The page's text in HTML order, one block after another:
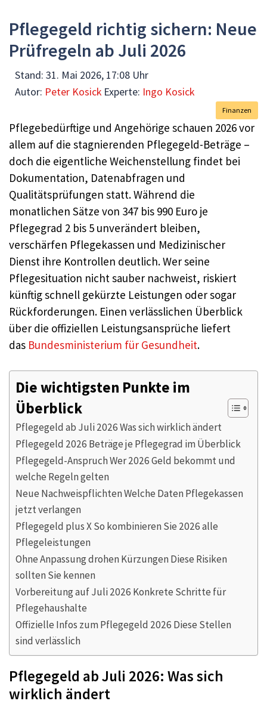
Pflegegeld richtig sichern: Neue
Prüfregeln ab Juli 2026
Stand: 31. Mai 2026, 17:08 Uhr
Autor: Peter Kosick Experte: Ingo Kosick
Finanzen
Pflegebedürftige und Angehörige schauen 2026 vor
allem auf die stagnierenden Pflegegeld-Beträge –
doch die eigentliche Weichenstellung findet bei
Dokumentation, Datenabfragen und
Qualitätsprüfungen statt. Während die
monatlichen Sätze von 347 bis 990 Euro je
Pflegegrad 2 bis 5 unverändert bleiben,
verschärfen Pflegekassen und Medizinischer
Dienst ihre Kontrollen deutlich. Wer seine
Pflegesituation nicht sauber nachweist, riskiert
künftig schnell gekürzte Leistungen oder sogar
Rückforderungen. Einen verlässlichen Überblick
über die offiziellen Leistungsansprüche liefert
das Bundesministerium für Gesundheit.
Die wichtigsten Punkte im
Überblick
Pflegegeld ab Juli 2026 Was sich wirklich ändert
Pflegegeld 2026 Beträge je Pflegegrad im Überblick
Pflegegeld-Anspruch Wer 2026 Geld bekommt und
welche Regeln gelten
Neue Nachweispflichten Welche Daten Pflegekassen
jetzt verlangen
Pflegegeld plus X So kombinieren Sie 2026 alle
Pflegeleistungen
Ohne Anpassung drohen Kürzungen Diese Risiken
sollten Sie kennen
Vorbereitung auf Juli 2026 Konkrete Schritte für
Pflegehaushalte
Offizielle Infos zum Pflegegeld 2026 Diese Stellen
sind verlässlich
Pflegegeld ab Juli 2026: Was sich
wirklich ändert